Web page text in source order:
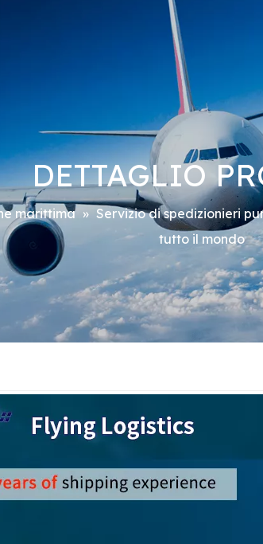
DETTAGLIO
marittima » Servizio di spedizionieri
tutto il mondo